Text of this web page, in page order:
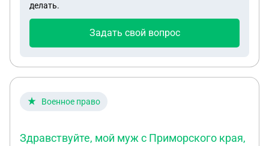
делать.
Задать свой вопрос
Военное право
Здравствуйте, мой муж с Приморского края,